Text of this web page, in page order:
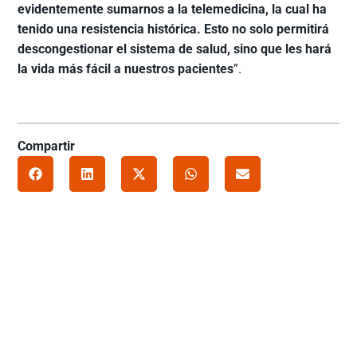
evidentemente sumarnos a la telemedicina, la cual ha
tenido una resistencia histórica. Esto no solo permitirá
descongestionar el sistema de salud, sino que les hará
la vida más fácil a nuestros pacientes”.
Compartir